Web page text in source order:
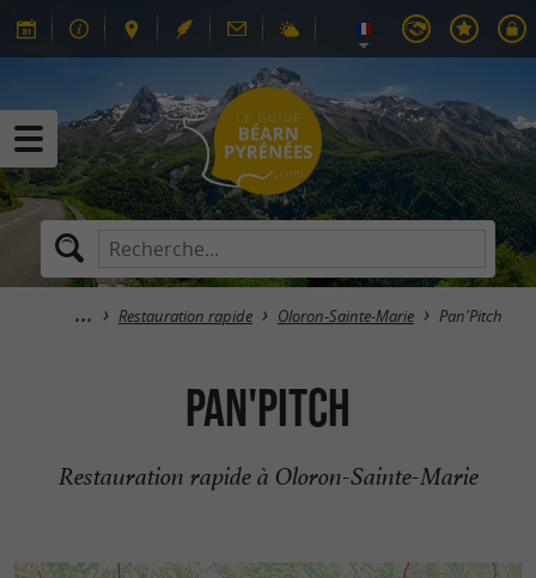
Restauration rapide Oloron-Sainte-Marie Pan'Pitch
Pan'Pitch
Restauration rapide à Oloron-Sainte-Marie